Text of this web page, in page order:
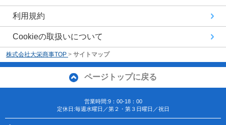
利用規約
Cookieの取扱いについて
株式会社大栄商事TOP > サイトマップ
ページトップに戻る
営業時間:9：00-18：00
定休日:毎週水曜日／第２・第３日曜日／祝日